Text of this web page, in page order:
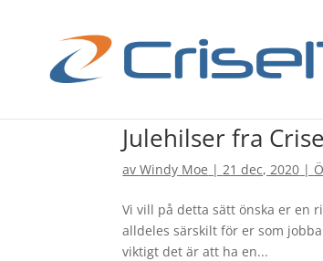
Julehilser fra
avWindy Moe |21 dec, 2020 |
Vi vill på detta sätt önska er en
alldeles särskilt för er som
viktigt det är att ha en...